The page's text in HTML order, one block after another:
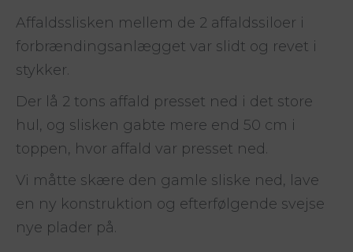
Affaldsslisken mellem de 2 affaldssiloer i
forbrændingsanlægget var slidt og revet i
stykker.
Der lå 2 tons affald presset ned i det store
hul, og slisken gabte mere end 50 cm i
toppen, hvor affald var presset ned.
Vi måtte skære den gamle sliske ned, lave
en ny konstruktion og efterfølgende svejse
nye plader på.